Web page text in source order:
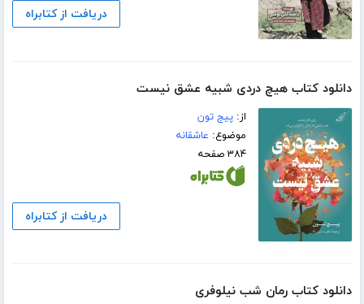
دریافت از کتابراه
دانلود کتاب هیچ دردی شبیه عشق نیست
از:پیج تون
موضوع: عاشقانه
۳۸۴ صفحه
دریافت از کتابراه
دانلود کتاب رمان شب نیلوفری